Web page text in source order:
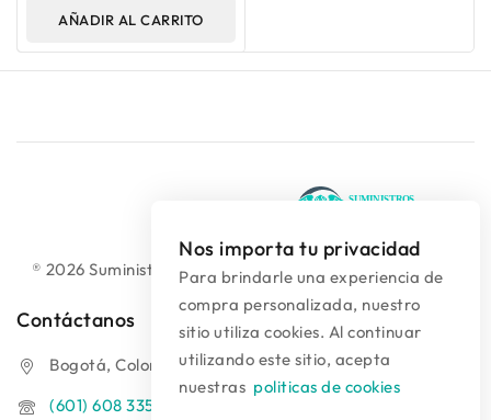
AÑADIR AL CARRITO
® 2026 Suministros Médicos Diseño web: colguía.com.co
Contáctanos
Bogotá, Colombia
(601) 608 3354
Nos importa tu privacidad
Para brindarle una experiencia de
compra personalizada, nuestro
sitio utiliza cookies. Al continuar
utilizando este sitio, acepta
nuestras politicas de cookies